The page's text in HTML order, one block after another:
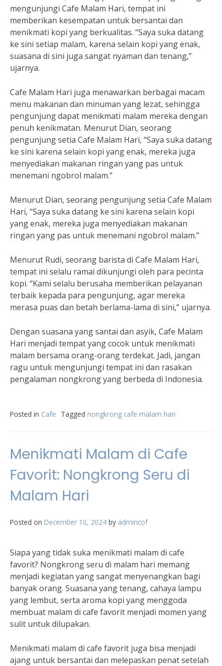
mengunjungi Cafe Malam Hari, tempat ini
memberikan kesempatan untuk bersantai dan
menikmati kopi yang berkualitas. “Saya suka datang
ke sini setiap malam, karena selain kopi yang enak,
suasana di sini juga sangat nyaman dan tenang,”
ujarnya.
Cafe Malam Hari juga menawarkan berbagai macam
menu makanan dan minuman yang lezat, sehingga
pengunjung dapat menikmati malam mereka dengan
penuh kenikmatan. Menurut Dian, seorang
pengunjung setia Cafe Malam Hari, “Saya suka datang
ke sini karena selain kopi yang enak, mereka juga
menyediakan makanan ringan yang pas untuk
menemani ngobrol malam.”
Menurut Dian, seorang pengunjung setia Cafe Malam
Hari, “Saya suka datang ke sini karena selain kopi
yang enak, mereka juga menyediakan makanan
ringan yang pas untuk menemani ngobrol malam.”
Menurut Rudi, seorang barista di Cafe Malam Hari,
tempat ini selalu ramai dikunjungi oleh para pecinta
kopi. “Kami selalu berusaha memberikan pelayanan
terbaik kepada para pengunjung, agar mereka
merasa puas dan betah berlama-lama di sini,” ujarnya.
Dengan suasana yang santai dan asyik, Cafe Malam
Hari menjadi tempat yang cocok untuk menikmati
malam bersama orang-orang terdekat. Jadi, jangan
ragu untuk mengunjungi tempat ini dan rasakan
pengalaman nongkrong yang berbeda di Indonesia.
Posted in Cafe Tagged nongkrong cafe malam hari
Menikmati Malam di Cafe
Favorit: Nongkrong Seru di
Malam Hari
Posted on December 10, 2024 by admincof
Siapa yang tidak suka menikmati malam di cafe
favorit? Nongkrong seru di malam hari memang
menjadi kegiatan yang sangat menyenangkan bagi
banyak orang. Suasana yang tenang, cahaya lampu
yang lembut, serta aroma kopi yang menggoda
membuat malam di cafe favorit menjadi momen yang
sulit untuk dilupakan.
Menikmati malam di cafe favorit juga bisa menjadi
ajang untuk bersantai dan melepaskan penat setelah